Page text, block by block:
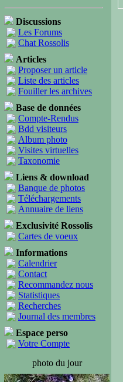
Discussions
Les Forums
Chat Rossolis
Articles
Proposer un article
Liste des articles
Fouiller les archives
Base de données
Compte-Rendus
Bdd visiteurs
Album photo
Visites virtuelles
Taxonomie
Liens & download
Banque de photos
Téléchargements
Annuaire de liens
Exclusivité Rossolis
Cartes de voeux
Informations
Calendrier
Contact
Recommandez nous
Statistiques
Recherches
Journal des membres
Espace perso
Votre Compte
photo du jour